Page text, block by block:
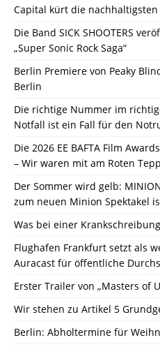
Capital kürt die
Die Band SICK SHOOTERS
„Super Sonic Rock Saga“
Berlin Premiere von Peaky
Berlin
Die richtige Nummer im
Notfall ist ein Fall für den
Die 2026 EE BAFTA Film
– Wir waren mit am Roten
Der Sommer wird gelb:
zum neuen Minion Spektakel
Was bei einer
Flughafen Frankfurt setzt als
Auracast für öffentliche
Erster Trailer von „Masters of
Wir stehen zu Artikel 5
Berlin: Abholtermine für